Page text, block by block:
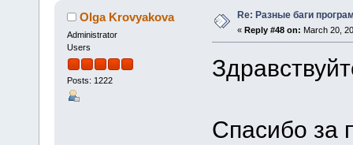
Olga Krovyakova
Administrator
Users
Posts: 1222
Re: Разные баги
« Reply #48 on: March 20,
Спасибо за